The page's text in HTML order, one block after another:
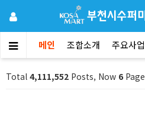
메인 조합소개 주요사업
Total 4,111,552 Posts, Now 6 Page